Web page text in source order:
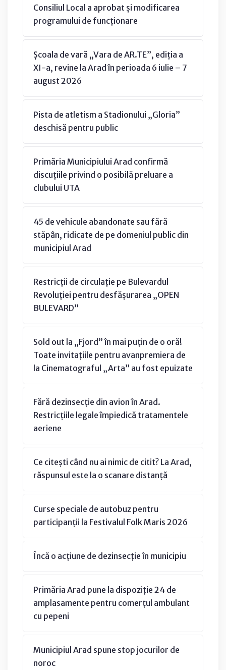
Consiliul Local a aprobat și modificarea
programului de funcționare
Școala de vară „Vara de AR.TE”, ediția a
XI-a, revine la Arad în perioada 6 iulie – 7
august 2026
Pista de atletism a Stadionului „Gloria”
deschisă pentru public
Primăria Municipiului Arad confirmă
discuțiile privind o posibilă preluare a
clubului UTA
45 de vehicule abandonate sau fără
stăpân, ridicate de pe domeniul public din
municipiul Arad
Restricții de circulație pe Bulevardul
Revoluției pentru desfășurarea „OPEN
BULEVARD”
Sold out la „Fjord” în mai puțin de o oră!
Toate invitațiile pentru avanpremiera de
la Cinematograful „Arta” au fost epuizate
Fără dezinsecție din avion în Arad.
Restricțiile legale împiedică tratamentele
aeriene
Ce citești când nu ai nimic de citit? La Arad,
răspunsul este la o scanare distanță
Curse speciale de autobuz pentru
participanții la Festivalul Folk Maris 2026
Încă o acțiune de dezinsecție în municipiu
Primăria Arad pune la dispoziție 24 de
amplasamente pentru comerțul ambulant
cu pepeni
Municipiul Arad spune stop jocurilor de
noroc